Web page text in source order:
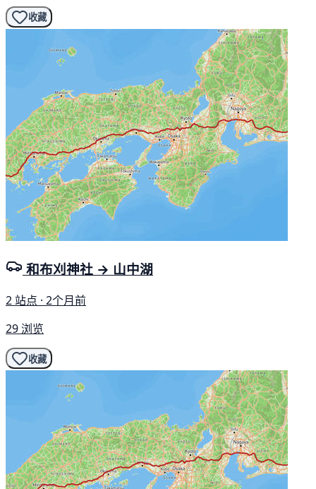
收藏
和布刈神社 → 山中湖
2 站点 · 2个月前
29 浏览
收藏